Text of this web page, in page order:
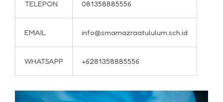
TELEPON 081358885556
EMAIL info@smamazraatululum.sch.id
WHATSAPP +6281358885556